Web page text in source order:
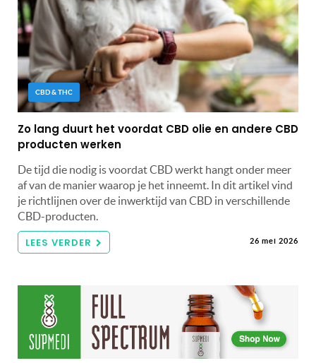
CBD & THC
Zo lang duurt het voordat CBD olie en andere CBD
producten werken
De tijd die nodig is voordat CBD werkt hangt onder meer
af van de manier waarop je het inneemt. In dit artikel vind
je richtlijnen over de inwerktijd van CBD in verschillende
CBD-producten.
LEES VERDER 26 mei 2026